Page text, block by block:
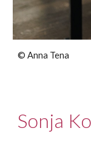
©Anna Tena
Sonja